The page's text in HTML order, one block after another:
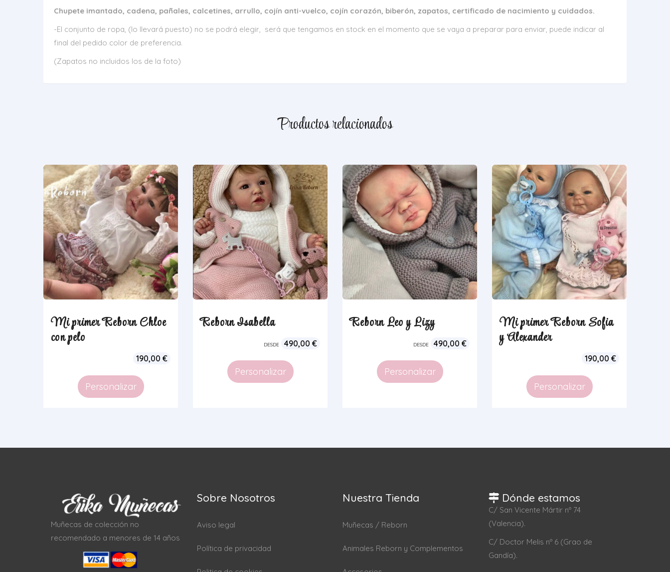
Chupete imantado, cadena, pañales, calcetines, arrullo, cojín anti-vuelco, cojín corazón, biberón, zapatos, certificado de nacimiento y cuidados.
-El conjunto de ropa, (lo llevará puesto) no se podrá elegir, será que tengamos en stock en el momento que se vaya a preparar para enviar, puede indicar al
final del pedido color de preferencia.
(Zapatos no incluidos los de la foto)
Productos relacionados
Mi primer Reborn Chloe
con pelo
190,00 €
Personalizar
Reborn Isabella
DESDE 490,00 €
Personalizar
Reborn Leo y Lizy
DESDE 490,00 €
Personalizar
Mi primer Reborn Sofia
y Alexander
190,00 €
Personalizar
Muñecas de colección no
recomendado a menores de 14 años
Sobre Nosotros
Aviso legal
Política de privacidad
Nuestra Tienda
Muñecas / Reborn
Animales Reborn y Complementos
Dónde estamos
C/ San Vicente Mártir nº 74
(Valencia).
C/ Doctor Melis nº 6 (Grao de
Gandía).